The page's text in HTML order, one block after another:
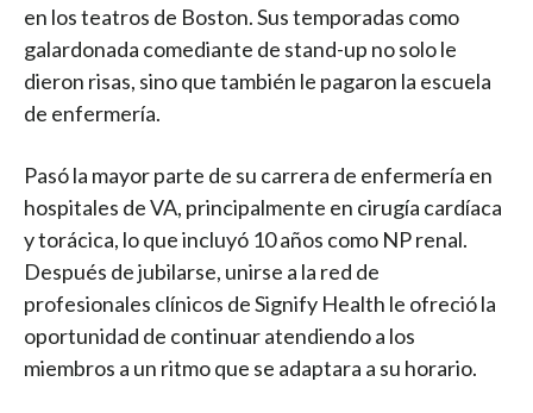
en los teatros de Boston. Sus temporadas como
galardonada comediante de stand-up no solo le
dieron risas, sino que también le pagaron la escuela
de enfermería.
Pasó la mayor parte de su carrera de enfermería en
hospitales de VA, principalmente en cirugía cardíaca
y torácica, lo que incluyó 10 años como NP renal.
Después de jubilarse, unirse a la red de
profesionales clínicos de Signify Health le ofreció la
oportunidad de continuar atendiendo a los
miembros a un ritmo que se adaptara a su horario.